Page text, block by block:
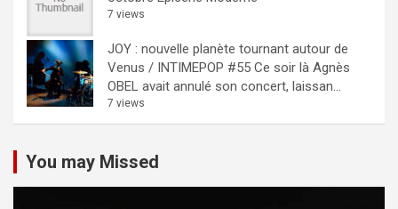
7 views
JOY : nouvelle planète tournant autour de
Venus / INTIMEPOP #55 Ce soir là Agnès
OBEL avait annulé son concert, laissan...
7 views
You may Missed